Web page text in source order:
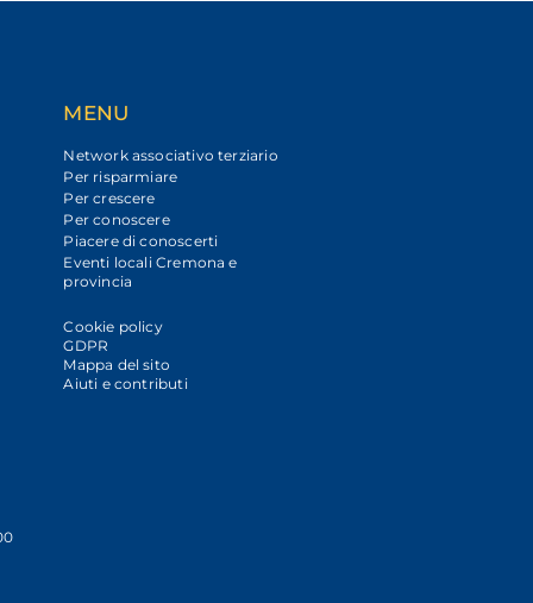
MENU
Network associativo terziario
Per risparmiare
Per crescere
Per conoscere
Piacere di conoscerti
Eventi locali Cremona e
provincia
Cookie policy
GDPR
Mappa del sito
Aiuti e contributi